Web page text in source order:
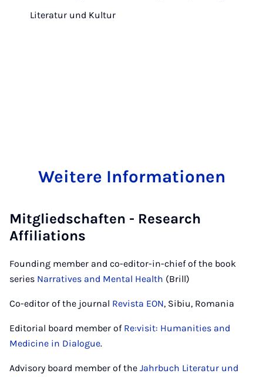
Literatur und Kultur
Weitere Informationen
Mitgliedschaften - Research
Affiliations
Founding member and co-editor-in-chief of the book
series Narratives and Mental Health (Brill)
Co-editor of the journal Revista EON, Sibiu, Romania
Editorial board member of Re:visit: Humanities and
Medicine in Dialogue.
Advisory board member of the Jahrbuch Literatur und